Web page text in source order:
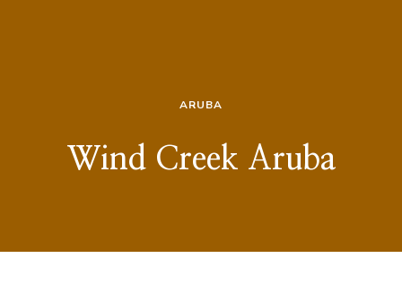
ARUBA
Wind Creek Aruba